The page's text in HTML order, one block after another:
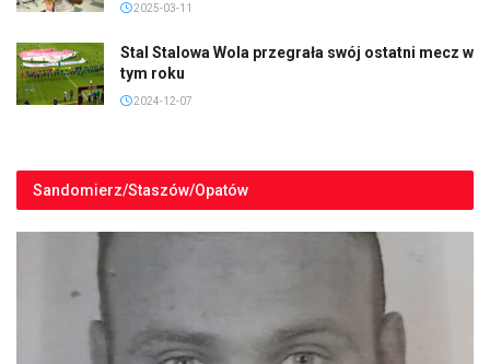
2025-03-11
Stal Stalowa Wola przegrała swój ostatni mecz w
tym roku
2024-12-07
Sandomierz/Staszów/Opatów